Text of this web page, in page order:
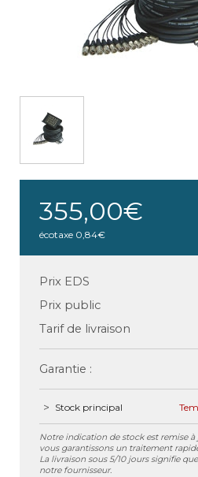
355,00€
écotaxe 0,84€
Prix EDS
Prix public
Tarif de livraison
Garantie :
Stock principal
Notre indication de stock est remise
vous garantissons un traitement
La livraison sous 5/10 jours signifie
notre fournisseur.